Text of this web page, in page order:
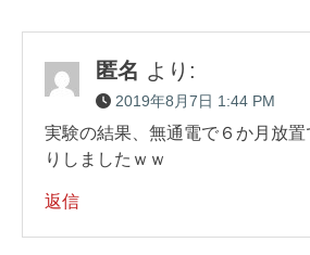
匿名 より:
2019年8月7日 1:44 PM
実験の結果、無通電で６か月放
りしましたｗｗ
返信